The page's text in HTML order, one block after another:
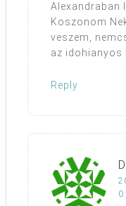
Alexandraban
Koszonom
veszem,
az idohianyos
Reply